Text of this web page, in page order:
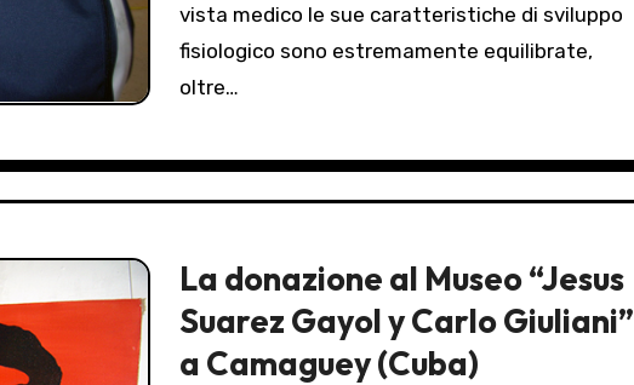
vista medico le sue caratteristiche di sviluppo
fisiologico sono estremamente equilibrate,
oltre…
La donazione al Museo “Jesus
Suarez Gayol y Carlo Giuliani”
a Camaguey (Cuba)